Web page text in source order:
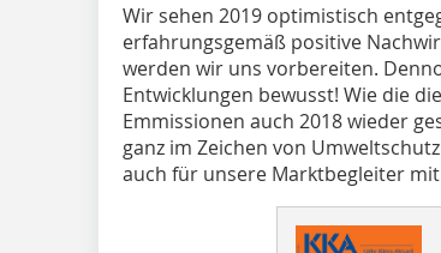
Wir sehen 2019 optimistisch
erfahrungsgemäß positive
werden wir uns vorbereiten.
Entwicklungen bewusst! Wie die
Emmissionen auch 2018 wieder
ganz im Zeichen von
auch für unsere Marktbegleiter